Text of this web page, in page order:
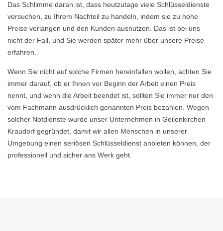
Das Schlimme daran ist, dass heutzutage viele Schlüsseldienste
versuchen, zu Ihrem Nachteil zu handeln, indem sie zu hohe
Preise verlangen und den Kunden ausnutzen. Das ist bei uns
nicht der Fall, und Sie werden später mehr über unsere Preise
erfahren.
Wenn Sie nicht auf solche Firmen hereinfallen wollen, achten Sie
immer darauf, ob er Ihnen vor Beginn der Arbeit einen Preis
nennt, und wenn die Arbeit beendet ist, sollten Sie immer nur den
vom Fachmann ausdrücklich genannten Preis bezahlen. Wegen
solcher Notdienste wurde unser Unternehmen in Geilenkirchen
Kraudorf gegründet, damit wir allen Menschen in unserer
Umgebung einen seriösen Schlüsseldienst anbieten können, der
professionell und sicher ans Werk geht.